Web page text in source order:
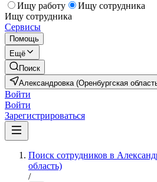
Ищу работу
Ищу сотрудника
Ищу сотрудника
Сервисы
Помощь
Ещё
Поиск
Александровка (Оренбургская
Войти
Войти
Зарегистрироваться
Поиск сотрудников в
область)
/